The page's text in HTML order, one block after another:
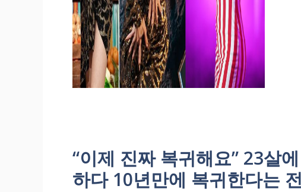
“이제 진짜 복귀해요” 23살
하다 10년만에 복귀한다는